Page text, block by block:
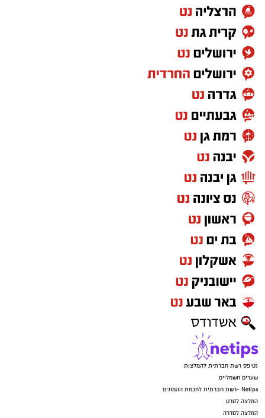
נטיפס רשת חברתית להמלצות
שערים חשמליים
Netips -רשת חברתית לחכמת ההמונים
המלצה לסרט
המלצה לסדרה